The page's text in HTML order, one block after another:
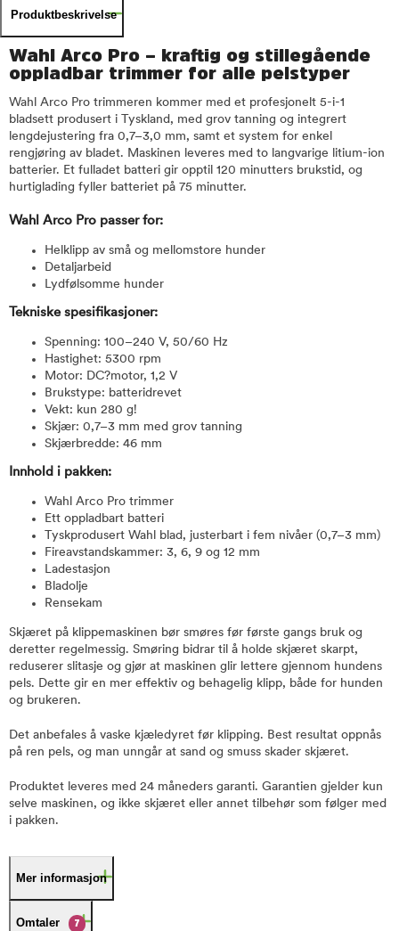
Produktbeskrivelse
Wahl Arco Pro – kraftig og stillegående
oppladbar trimmer for alle pelstyper
Wahl Arco Pro trimmeren kommer med et profesjonelt 5-i-1
bladsett produsert i Tyskland, med grov tanning og integrert
lengdejustering fra 0,7–3,0 mm, samt et system for enkel
rengjøring av bladet. Maskinen leveres med to langvarige litium-ion
batterier. Et fulladet batteri gir opptil 120 minutters brukstid, og
hurtiglading fyller batteriet på 75 minutter.
Wahl Arco Pro passer for:
Helklipp av små og mellomstore hunder
Detaljarbeid
Lydfølsomme hunder
Tekniske spesifikasjoner:
Spenning: 100–240 V, 50/60 Hz
Hastighet: 5300 rpm
Motor: DC?motor, 1,2 V
Brukstype: batteridrevet
Vekt: kun 280 g!
Skjær: 0,7–3 mm med grov tanning
Skjærbredde: 46 mm
Innhold i pakken:
Wahl Arco Pro trimmer
Ett oppladbart batteri
Tyskprodusert Wahl blad, justerbart i fem nivåer (0,7–3 mm)
Fireavstandskammer: 3, 6, 9 og 12 mm
Ladestasjon
Bladolje
Rensekam
Skjæret på klippemaskinen bør smøres før første gangs bruk og
deretter regelmessig. Smøring bidrar til å holde skjæret skarpt,
reduserer slitasje og gjør at maskinen glir lettere gjennom hundens
pels. Dette gir en mer effektiv og behagelig klipp, både for hunden
og brukeren.
Det anbefales å vaske kjæledyret før klipping. Best resultat oppnås
på ren pels, og man unngår at sand og smuss skader skjæret.
Produktet leveres med 24 måneders garanti. Garantien gjelder kun
selve maskinen, og ikke skjæret eller annet tilbehør som følger med
i pakken.
Mer informasjon
Omtaler 7